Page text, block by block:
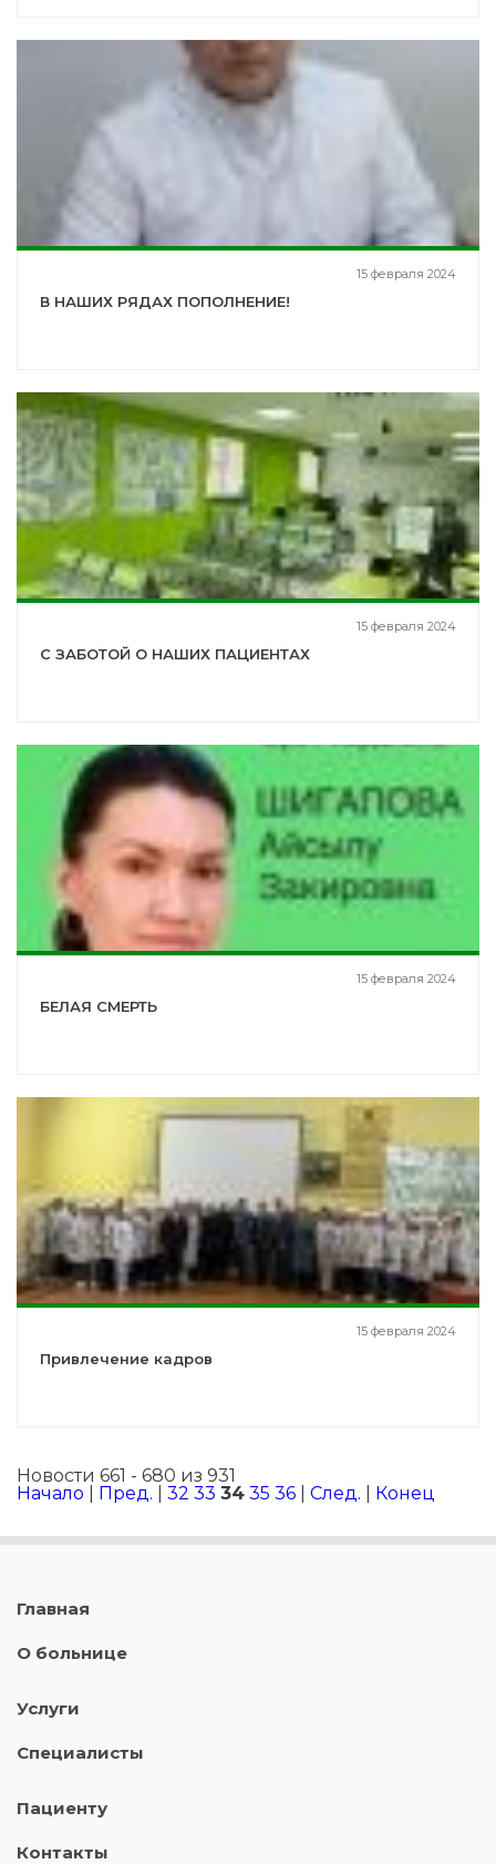
15 февраля 2024
В НАШИХ РЯДАХ ПОПОЛНЕНИЕ!
15 февраля 2024
С ЗАБОТОЙ О НАШИХ ПАЦИЕНТАХ
15 февраля 2024
БЕЛАЯ СМЕРТЬ
15 февраля 2024
Привлечение кадров
Новости 661 - 680 из 931
Начало
Пред. 32 33 34 35 36 След. Конец
Главная
О больнице
Услуги
Специалисты
Пациенту
Контакты